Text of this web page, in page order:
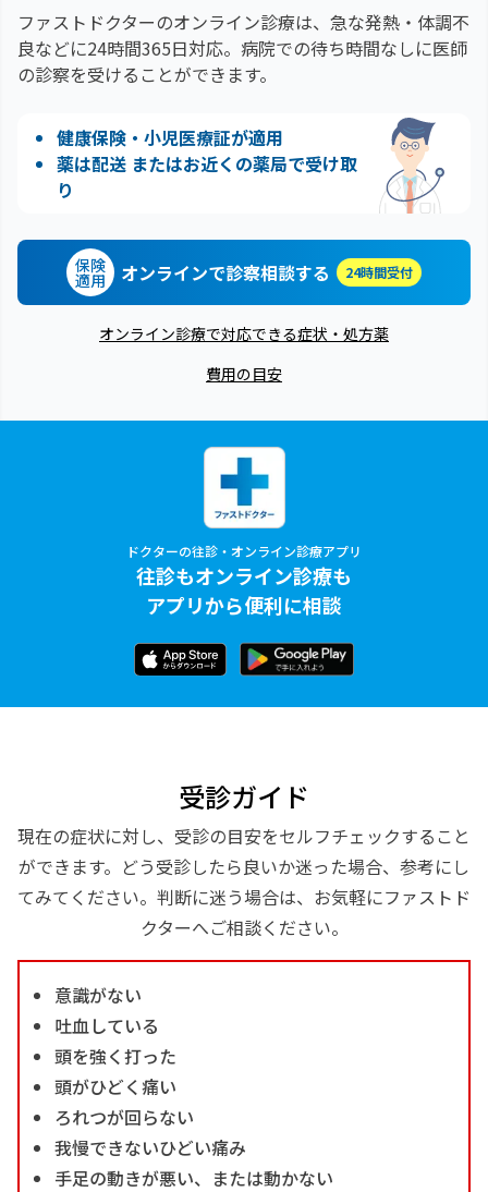
ファストドクターのオンライン診療は、急な発熱・体調不
良などに24時間365日対応。 病院での待ち時間なしに医師
の診察を受けることができます。
健康保険・小児医療証が適用
薬は配送 またはお近くの薬局で受け取
り
保険
適用 オンラインで診察相談する 24時間受付
オンライン診療で対応できる症状・処方薬
費用の目安
ドクターの往診・オンライン診療アプリ
往診もオンライン診療も
アプリから便利に相談
受診ガイド
現在の症状に対し、受診の目安をセルフチェックすること
ができます。どう受診したら良いか迷った場合、参考にし
てみてください。判断に迷う場合は、お気軽にファストド
クターへご相談ください。
意識がない
吐血している
頭を強く打った
頭がひどく痛い
ろれつが回らない
我慢できないひどい痛み
手足の動きが悪い、または動かない